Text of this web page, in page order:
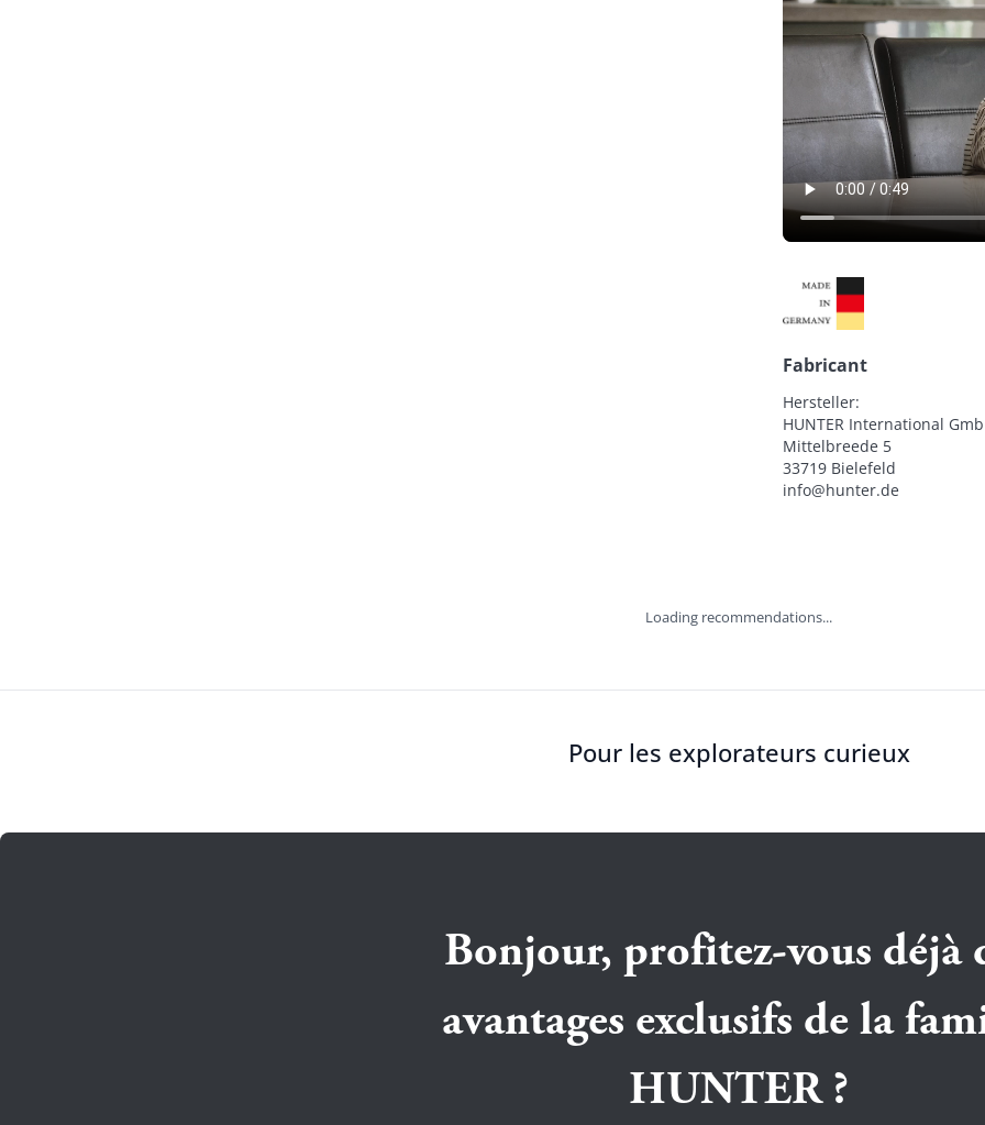
Fabricant
Hersteller:
HUNTER International
Mittelbreede 5
33719 Bielefeld
info@hunter.de
Loading recommendations...
Pour les explorateurs curieux
Bonjour, profitez-vous déjà
avantages exclusifs de la
HUNTER ?